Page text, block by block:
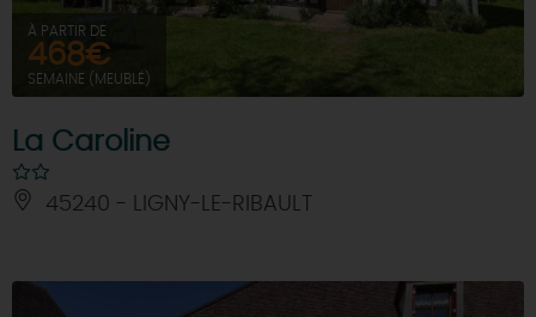
À PARTIR DE
468€
SEMAINE (MEUBLÉ)
La Caroline
45240 - LIGNY-LE-RIBAULT